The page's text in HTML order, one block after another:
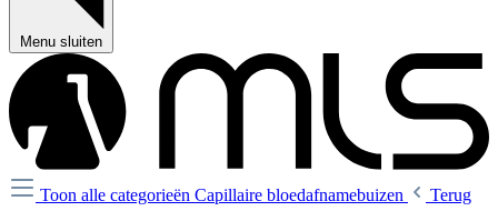
Menu sluiten
Toon alle categorieën Capillaire bloedafnamebuizen
Terug